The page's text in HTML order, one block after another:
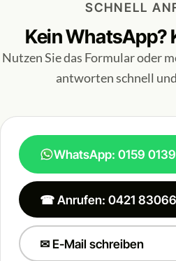
SCHNELL
Kein WhatsApp?
Nutzen Sie das Formular oder
antworten schnell
WhatsApp: 0159
☎ Anrufen: 0421
✉ E-Mail schreiben